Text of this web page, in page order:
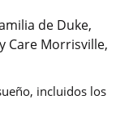
de Duke,
Care Morrisville,
incluidos los